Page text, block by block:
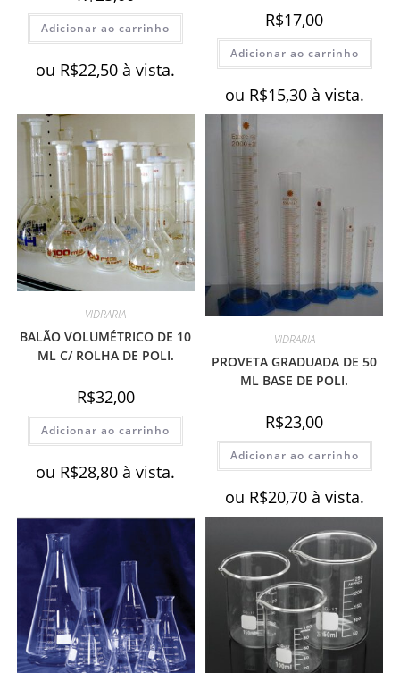
Adicionar ao carrinho
ou R$22,50 à vista.
R$17,00
Adicionar ao carrinho
ou R$15,30 à vista.
VIDRARIA
BALÃO VOLUMÉTRICO DE 10
ML C/ ROLHA DE POLI.
R$32,00
Adicionar ao carrinho
ou R$28,80 à vista.
VIDRARIA
PROVETA GRADUADA DE 50
ML BASE DE POLI.
R$23,00
Adicionar ao carrinho
ou R$20,70 à vista.